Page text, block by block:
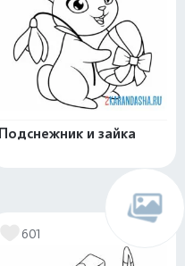
Подснежник и зайка
601